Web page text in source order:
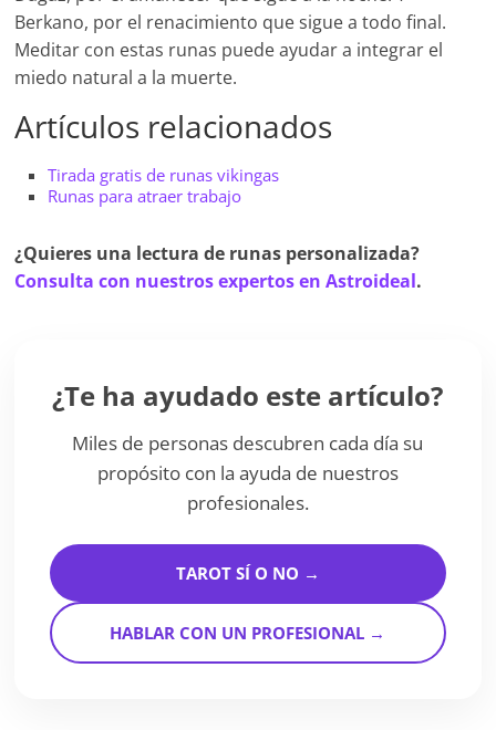
Berkano, por el renacimiento que sigue a todo final.
Meditar con estas runas puede ayudar a integrar el
miedo natural a la muerte.
Artículos relacionados
Tirada gratis de runas vikingas
Runas para atraer trabajo
¿Quieres una lectura de runas personalizada?
Consulta con nuestros expertos en Astroideal.
¿Te ha ayudado este artículo?
Miles de personas descubren cada día su
propósito con la ayuda de nuestros
profesionales.
TAROT SÍ O NO →
HABLAR CON UN PROFESIONAL →